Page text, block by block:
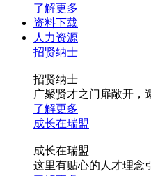
了解更多
资料下载
人力资源
招贤纳士
招贤纳士
广聚贤才之门扉敞开，
了解更多
成长在瑞盟
成长在瑞盟
这里有贴心的人才理念